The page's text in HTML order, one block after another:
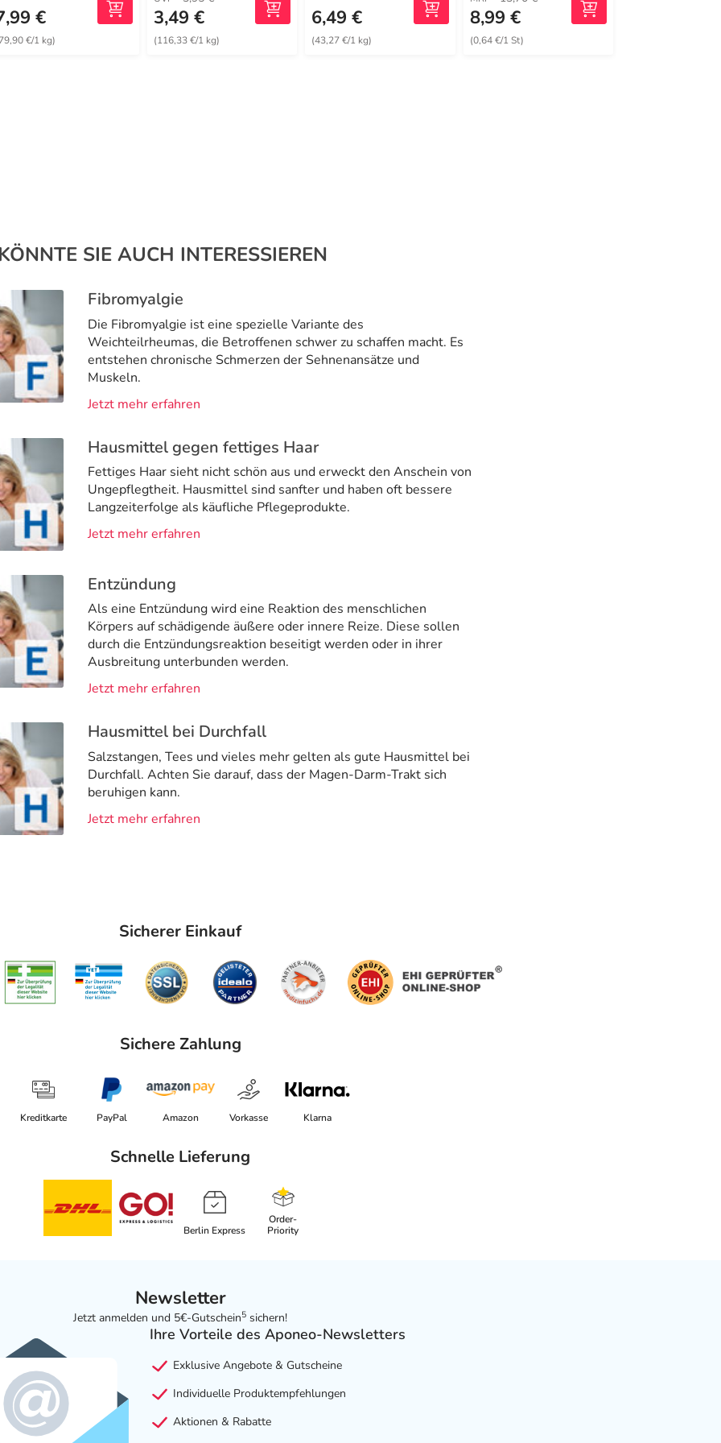
€
€/1 kg)
3,49 €
(116,33 €/1 kg)
6,49 €
(43,27 €/1 kg)
8,99 €
(0,64 €/1 St)
SIE AUCH INTERESSIEREN
Fibromyalgie
Die Fibromyalgie ist eine spezielle Variante des
Weichteilrheumas, die Betroffenen schwer zu schaffen macht. Es
entstehen chronische Schmerzen der Sehnenansätze und
Muskeln.
Jetzt mehr erfahren
Hausmittel gegen fettiges Haar
Fettiges Haar sieht nicht schön aus und erweckt den Anschein von
Ungepflegtheit. Hausmittel sind sanfter und haben oft bessere
Langzeiterfolge als käufliche Pflegeprodukte.
Jetzt mehr erfahren
Entzündung
Als eine Entzündung wird eine Reaktion des menschlichen
Körpers auf schädigende äußere oder innere Reize. Diese sollen
durch die Entzündungsreaktion beseitigt werden oder in ihrer
Ausbreitung unterbunden werden.
Jetzt mehr erfahren
Hausmittel bei Durchfall
Salzstangen, Tees und vieles mehr gelten als gute Hausmittel bei
Durchfall. Achten Sie darauf, dass der Magen-Darm-Trakt sich
beruhigen kann.
Jetzt mehr erfahren
Sicherer Einkauf
Sichere Zahlung
Kreditkarte PayPal Amazon Vorkasse Klarna
Schnelle Lieferung
Berlin Express
Order-
Priority
Newsletter
Jetzt anmelden und 5€-Gutschein5 sichern!
Ihre Vorteile des Aponeo-Newsletters
Exklusive Angebote & Gutscheine
Individuelle Produktempfehlungen
Aktionen & Rabatte